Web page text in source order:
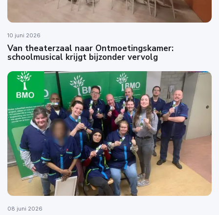
10 juni 2026
Van theaterzaal naar Ontmoetingskamer:
schoolmusical krijgt bijzonder vervolg
08 juni 2026